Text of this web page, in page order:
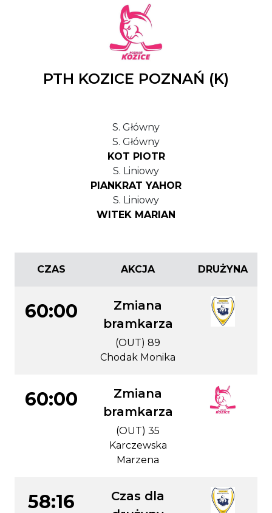
PTH KOZICE POZNAŃ (K)
S. Główny
S. Główny
KOT PIOTR
S. Liniowy
PIANKRAT YAHOR
S. Liniowy
WITEK MARIAN
CZAS AKCJA DRUŻYNA
60:00
Zmiana
bramkarza
(OUT) 89
Chodak Monika
60:00
Zmiana
bramkarza
(OUT) 35
Karczewska
Marzena
58:16
Czas dla